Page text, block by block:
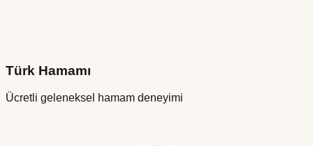
Türk Hamamı
Ücretli geleneksel hamam deneyimi